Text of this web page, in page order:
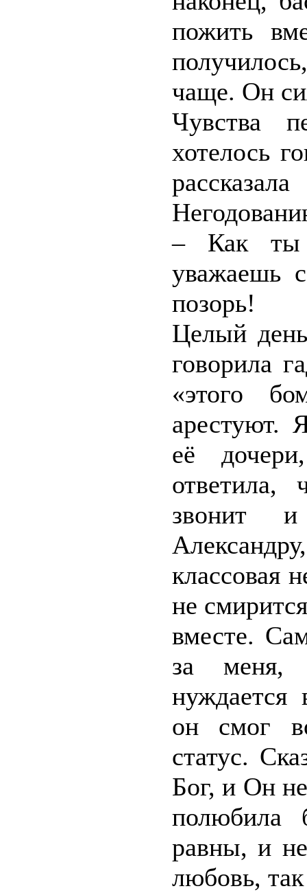
пожить
чаще. Он
Чувства
хотелось
– Как ты
уважаешь
позорь!
Целый
говорила
«этого
арестуют.
её
звонит
классовая
не
вместе.
за меня,
нуждается
он смог
статус.
Бог, и Он
равны, и
любовь,